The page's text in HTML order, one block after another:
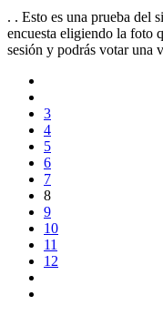
. . Esto es una prueba del
encuesta eligiendo la foto
sesión y podrás votar una
3
4
5
6
7
8
9
10
11
12